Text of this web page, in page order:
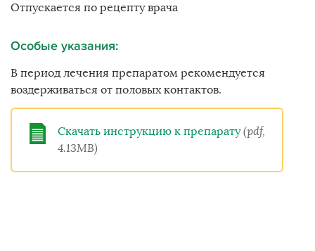
Отпускается по рецепту врача
Особые указания:
В период лечения препаратом рекомендуется
воздерживаться от половых контактов.
Скачать инструкцию к препарату(pdf,
4.13MB)